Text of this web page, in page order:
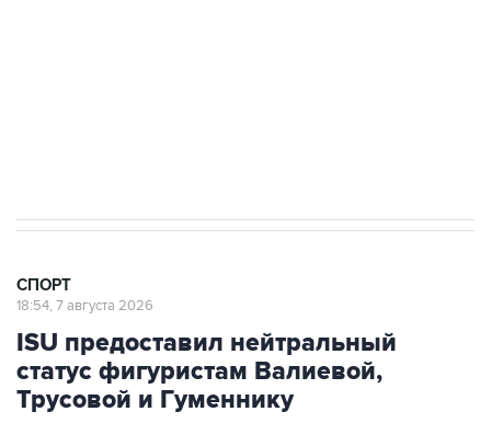
СПОРТ
18:54, 7 августа 2026
ISU предоставил нейтральный
статус фигуристам Валиевой,
Трусовой и Гуменнику